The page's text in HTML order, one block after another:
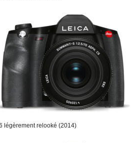
légèrement relooké (2014)